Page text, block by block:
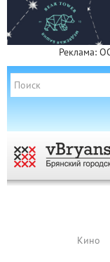
Реклама:
Кино